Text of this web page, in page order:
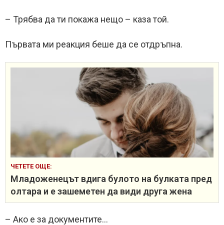
– Трябва да ти покажа нещо – каза той.
Първата ми реакция беше да се отдръпна.
ЧЕТЕТЕ ОЩЕ:
Младоженецът вдига булото на булката пред
олтара и е зашеметен да види друга жена
– Ако е за документите…